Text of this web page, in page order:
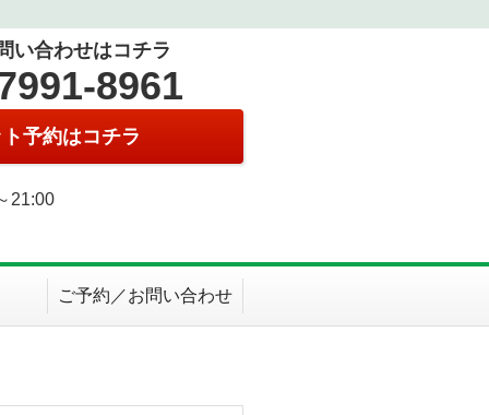
い合わせはコチラ
8961
予約はコチラ
21:00
ご予約／お問い合わせ